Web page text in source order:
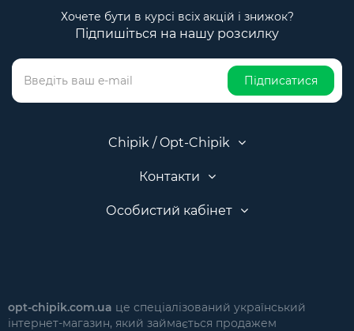
Хочете бути в курсі всіх акцій і знижок?
Підпишіться на нашу розсилку
Підписатися
Chipik / Opt-Chipik
Контакти
Особистий кабінет
opt-chipik.com.ua це спеціалізований український
інтернет-магазин, який займається продажем